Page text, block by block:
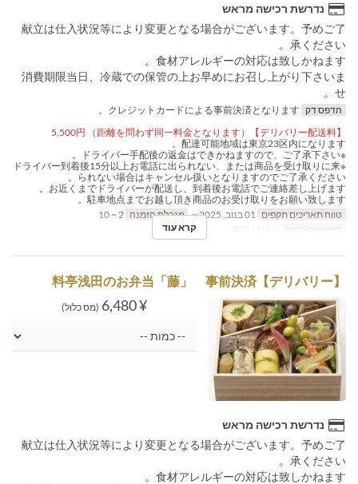
נדרשת רכישה מראש
献立は仕入状況等により変更となる場合がございます。予めご了
承ください。
食材アレルギーの対応は致しかねます。
消費期限当日、冷蔵での保管の上お早めにお召し上がり下さいま
せ。
הדפס דק
【デリバリー配送料】5,500円 （距離を問わず同一料金となります）
配達可能地域は東京23区内になります。
※ドライバー手配後の返金はできかねますので、ご了承下さい。
※ドライバー到着後15分以上お電話に出られない、または商品を受け取りに来
られない場合はキャンセル扱いとなりますのでご了承ください。
お近くまでドライバーが配送し、到着後お電話でご連絡差し上げます。
駐車地点までお越し頂き商品のお受け取りをお願い致します。
טווח תאריכים תקפים
מגבלת הזמנה 2 ~ 10
קטגוריית מקום
קרא עוד
【デリバリー】料亭浅田のお弁当「藤」 事前決済
¥ 6,480 (מס כלול)
נדרשת רכישה מראש
献立は仕入状況等により変更となる場合がございます。予めご了
承ください。
食材アレルギーの対応は致しかねます。